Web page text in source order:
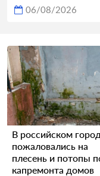
06/08/2026
В российском
пожаловались на
плесень и потопы
капремонта домов